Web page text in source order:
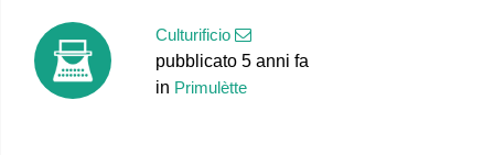
Culturificio
pubblicato 5 anni fa
in Primulètte